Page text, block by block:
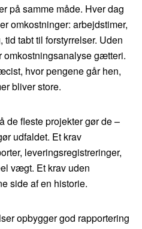
på samme måde. Hver dag
omkostninger: arbejdstimer,
tabt til forstyrrelser. Uden
gætteri.
hvor pengene går hen,
bliver store.
de fleste projekter gør de –
udfaldet. Et krav
leveringsregistreringer,
vægt. Et krav uden
side af en historie.
opbygger god rapportering